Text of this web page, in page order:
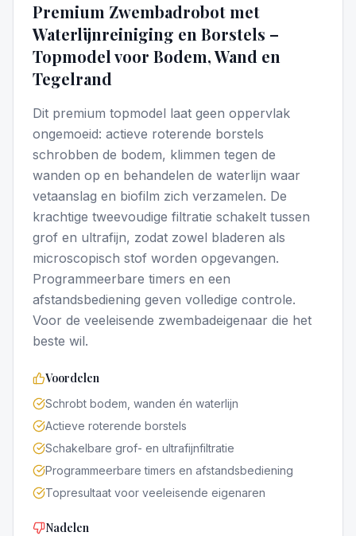
Premium Zwembadrobot met
Waterlijnreiniging en Borstels –
Topmodel voor Bodem, Wand en
Tegelrand
Dit premium topmodel laat geen oppervlak
ongemoeid: actieve roterende borstels
schrobben de bodem, klimmen tegen de
wanden op en behandelen de waterlijn waar
vetaanslag en biofilm zich verzamelen. De
krachtige tweevoudige filtratie schakelt tussen
grof en ultrafijn, zodat zowel bladeren als
microscopisch stof worden opgevangen.
Programmeerbare timers en een
afstandsbediening geven volledige controle.
Voor de veeleisende zwembadeigenaar die het
beste wil.
Voordelen
Schrobt bodem, wanden én waterlijn
Actieve roterende borstels
Schakelbare grof- en ultrafijnfiltratie
Programmeerbare timers en afstandsbediening
Topresultaat voor veeleisende eigenaren
Nadelen